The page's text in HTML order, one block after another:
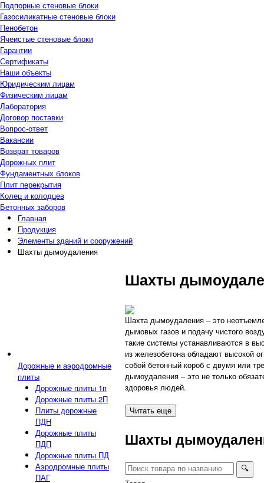
Подпорные стеновые блоки
Газосиликатные стеновые блоки
Пенобетон
Ячеистые стеновые блоки
Гарантии
Сертификаты
Наши объекты
Юридическим лицам
Физическим лицам
Лаборатория
Договор поставки
Вопрос-ответ
Вакансии
Возврат товаров
Дорожных плит
Фундаментных блоков
Плит перекрытия
Колец и колодцев
Бетонных заборов
Главная
Продукция
Элементы зданий и сооружений
Шахты дымоудаления
Дорожные и аэродромные
плиты
Дорожные плиты 1п
Дорожные плиты 2П
Плиты дорожные
ПДН
Дорожные плиты
ПДП
Дорожные плиты ПД
Аэродромные плиты
ПАГ
Шахты
Шахта дымоудаления – это
дымовых газов и подачу чистого
такие системы устанавливаются в
из железобетона обладают высокой
собой бетонный короб с двумя или
дымоудаления – это не только
здоровья людей.
Читать еще
Шахты
🔍︎